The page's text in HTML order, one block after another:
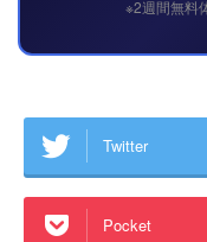
※2週間無料
Twitter
Pocket